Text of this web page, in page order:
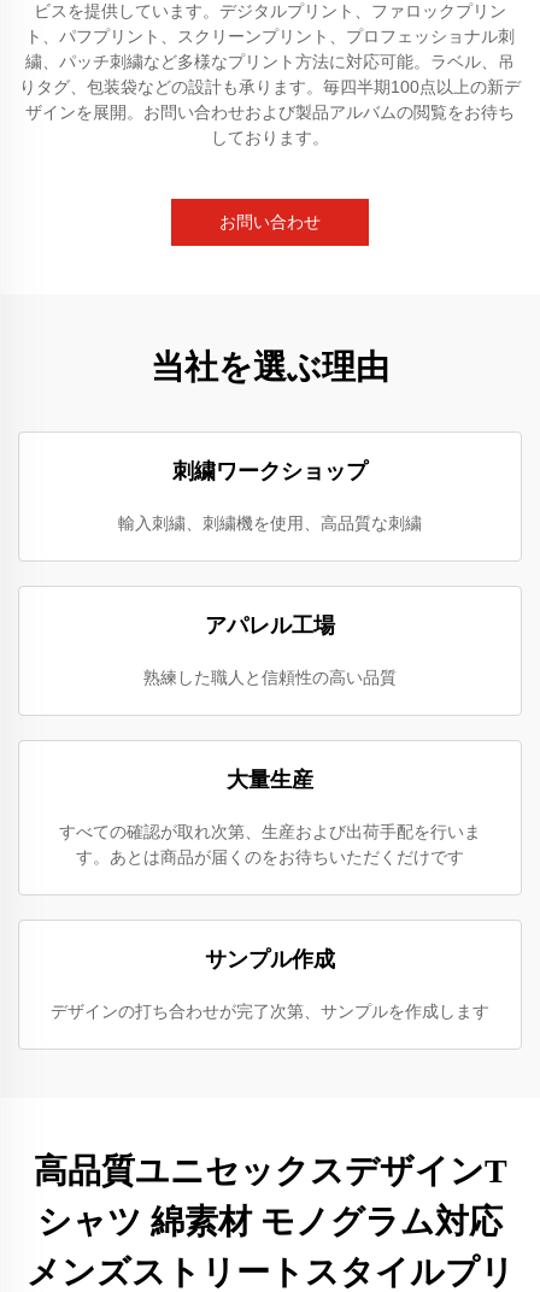
ビスを提供しています。デジタルプリント、ファロックプリン
ト、パフプリント、スクリーンプリント、プロフェッショナル刺
繍、パッチ刺繍など多様なプリント方法に対応可能。ラベル、吊
りタグ、包装袋などの設計も承ります。毎四半期100点以上の新デ
ザインを展開。お問い合わせおよび製品アルバムの閲覧をお待ち
しております。
お問い合わせ
当社を選ぶ理由
刺繍ワークショップ
輸入刺繍、刺繍機を使用、高品質な刺繍
アパレル工場
熟練した職人と信頼性の高い品質
大量生産
すべての確認が取れ次第、生産および出荷手配を行いま
す。あとは商品が届くのをお待ちいただくだけです
サンプル作成
デザインの打ち合わせが完了次第、サンプルを作成します
高品質ユニセックスデザインT
シャツ 綿素材 モノグラム対応
メンズストリートスタイルプリ